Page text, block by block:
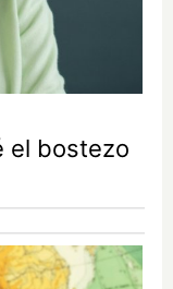
el bostezo